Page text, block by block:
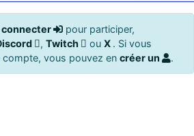
connecter
pour participer,
, Twitch ou X . Si vous
compte, vous pouvez en créer un .